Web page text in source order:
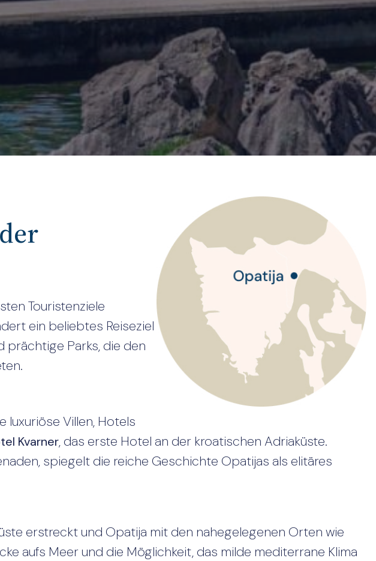
Touristenziele
ein beliebtes Reiseziel
prächtige Parks, die den
luxuriöse Villen, Hotels
Kvarner, das erste Hotel an der kroatischen Adriaküste.
spiegelt die reiche Geschichte Opatijas als elitäres
erstreckt und Opatija mit den nahegelegenen Orten wie
aufs Meer und die Möglichkeit, das milde mediterrane Klima